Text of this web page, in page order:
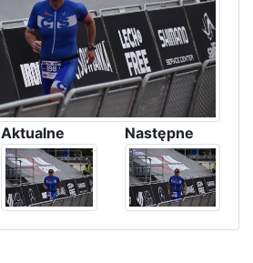
Aktualne Następne